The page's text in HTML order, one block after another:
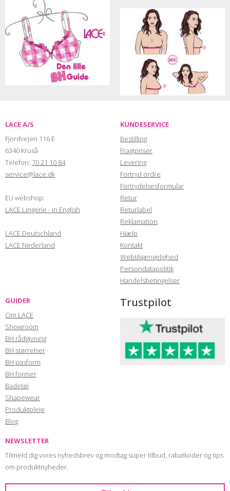
LACE A/S
Fjordvejen 116 E
6340 Kruså
Telefon: 70 21 10 84
service@lace.dk
EU webshop:
LACE Lingerie - in English
LACE Deutschland
LACE Nederland
KUNDESERVICE
Bestilling
Fragtpriser
Levering
Fortryd ordre
Fortrydelsesformular
Retur
Returlabel
Reklamation
Hjælp
Kontakt
Webtilgængelighed
Persondatapolitik
Handelsbetingelser
GUIDER
Om LACE
Showroom
BH rådgivning
BH størrelser
BH pasform
BH former
Badetøj
Shapewear
Produktpleje
Blog
Trustpilot
NEWSLETTER
Tilmeld dig vores nyhedsbrev og modtag super tilbud, rabatkoder og tips
om produktnyheder.